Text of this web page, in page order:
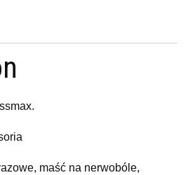
maść na nerwobóle,